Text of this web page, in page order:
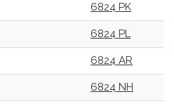
6824 PK
6824 PL
6824 AR
6824 NH